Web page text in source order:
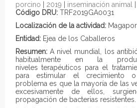
porcino 2019 inseminación animal
Código DRU: TRF2019GA0031
Localización de la actividad: Magapor
Entidad: Ejea de los Caballeros
Resumen:A nivel mundial, los
habitualmente en la
niveles terapéuticos para el
para estimular el crecimiento
problema es que la mayoría de las
excesivamente de ellos,
propagación de bacterias resistentes.